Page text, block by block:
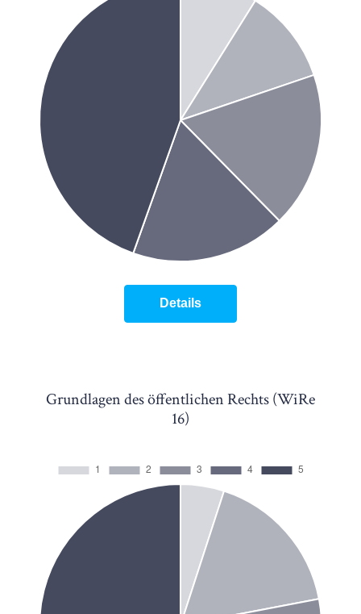
Details
Grundlagen des öffentlichen Rechts (WiRe
16)